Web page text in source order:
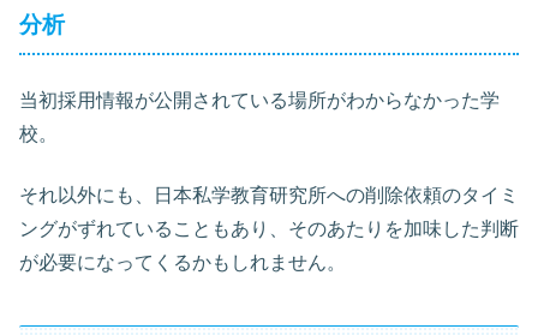
分析
当初採用情報が公開されている場所がわからなかった学
校。
それ以外にも、日本私学教育研究所への削除依頼のタイミ
ングがずれていることもあり、そのあたりを加味した判断
が必要になってくるかもしれません。